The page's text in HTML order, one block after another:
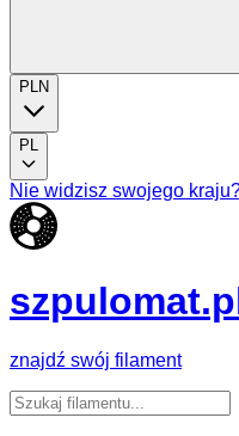
PLN
PL
Nie widzisz swojego
znajdź swój filament